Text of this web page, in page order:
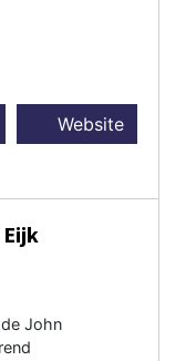
Website
John